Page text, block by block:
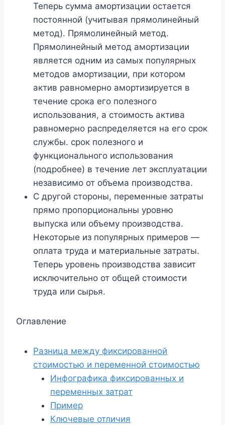
Теперь сумма амортизации остается
постоянной (учитывая прямолинейный
метод). Прямолинейный метод.
Прямолинейный метод амортизации
является одним из самых популярных
методов амортизации, при котором
актив равномерно амортизируется в
течение срока его полезного
использования, а стоимость актива
равномерно распределяется на его срок
службы. срок полезного и
функционального использования
(подробнее) в течение лет эксплуатации
независимо от объема производства.
С другой стороны, переменные затраты
прямо пропорциональны уровню
выпуска или объему производства.
Некоторые из популярных примеров —
оплата труда и материальные затраты.
Теперь уровень производства зависит
исключительно от общей стоимости
труда или сырья.
Оглавление
Разница между фиксированной
стоимостью и переменной стоимостью
Инфографика фиксированных и
переменных затрат
Пример
Ключевые отличия